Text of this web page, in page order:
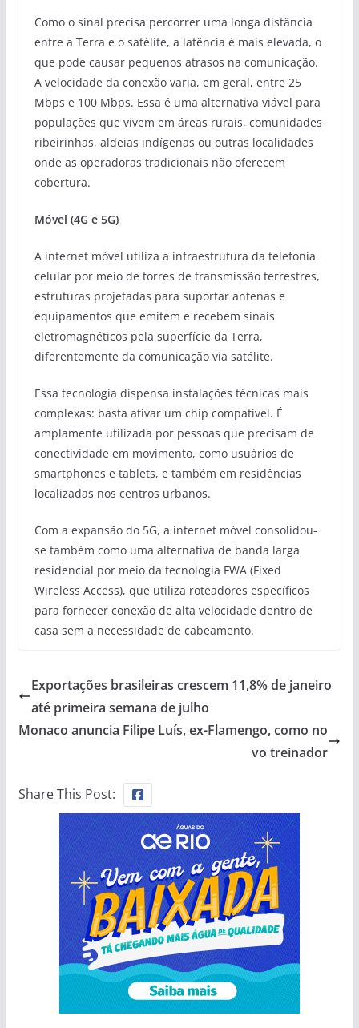
Como o sinal precisa percorrer uma longa distância
entre a Terra e o satélite, a latência é mais elevada, o
que pode causar pequenos atrasos na comunicação.
A velocidade da conexão varia, em geral, entre 25
Mbps e 100 Mbps. Essa é uma alternativa viável para
populações que vivem em áreas rurais, comunidades
ribeirinhas, aldeias indígenas ou outras localidades
onde as operadoras tradicionais não oferecem
cobertura.
Móvel (4G e 5G)
A internet móvel utiliza a infraestrutura da telefonia
celular por meio de torres de transmissão terrestres,
estruturas projetadas para suportar antenas e
equipamentos que emitem e recebem sinais
eletromagnéticos pela superfície da Terra,
diferentemente da comunicação via satélite.
Essa tecnologia dispensa instalações técnicas mais
complexas: basta ativar um chip compatível. É
amplamente utilizada por pessoas que precisam de
conectividade em movimento, como usuários de
smartphones e tablets, e também em residências
localizadas nos centros urbanos.
Com a expansão do 5G, a internet móvel consolidou-
se também como uma alternativa de banda larga
residencial por meio da tecnologia FWA (Fixed
Wireless Access), que utiliza roteadores específicos
para fornecer conexão de alta velocidade dentro de
casa sem a necessidade de cabeamento.
Exportações brasileiras crescem 11,8% de janeiro
até primeira semana de julho
Monaco anuncia Filipe Luís, ex-Flamengo, como no
vo treinador
Share This Post: